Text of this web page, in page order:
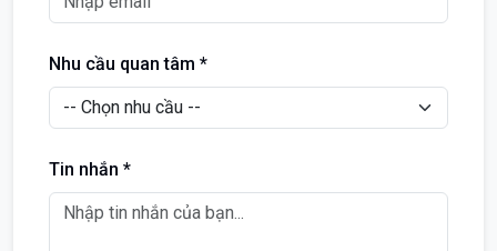
Nhu cầu quan tâm *
Tin nhắn *